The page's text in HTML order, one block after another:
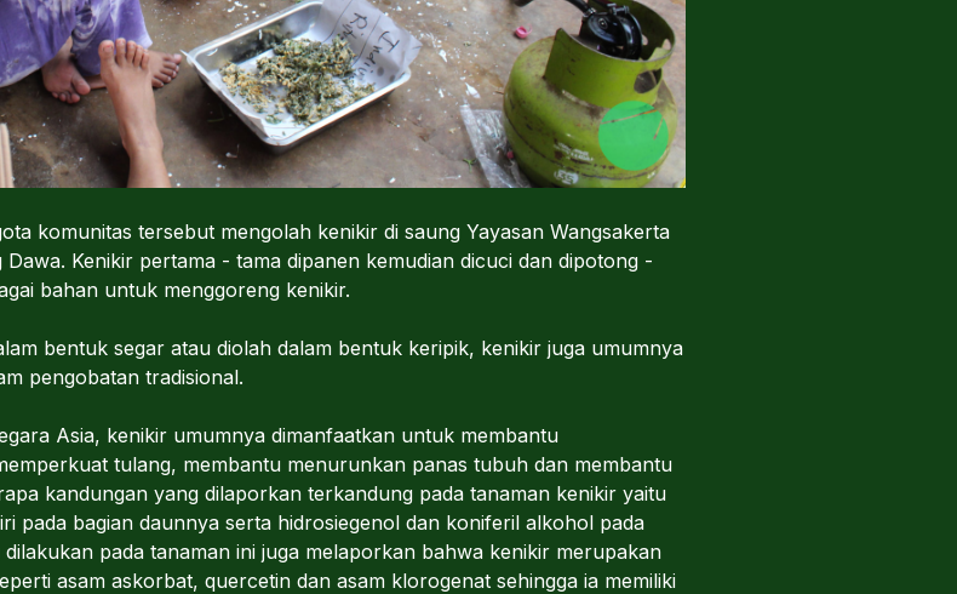
komunitas tersebut mengolah kenikir di saung Yayasan Wangsakerta
Kenikir pertama - tama dipanen kemudian dicuci dan dipotong -
bahan untuk menggoreng kenikir.
bentuk segar atau diolah dalam bentuk keripik, kenikir juga umumnya
pengobatan tradisional.
Asia, kenikir umumnya dimanfaatkan untuk membantu
tulang, membantu menurunkan panas tubuh dan membantu
kandungan yang dilaporkan terkandung pada tanaman kenikir yaitu
pada bagian daunnya serta hidrosiegenol dan koniferil alkohol pada
pada tanaman ini juga melaporkan bahwa kenikir merupakan
asam askorbat, quercetin dan asam klorogenat sehingga ia memiliki